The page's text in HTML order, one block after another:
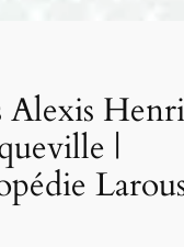
Alexis
|